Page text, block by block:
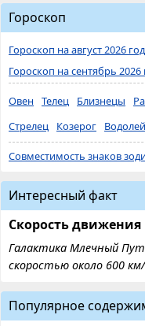
Гороскоп
Гороскоп на август 2026
Гороскоп на сентябрь 2026
Овен Телец Близнецы
Стрелец
Козерог Водолей
Совместимость знаков
Интересный факт
Скорость
Галактика Млечный
скоростью около 600 км/
Популярное